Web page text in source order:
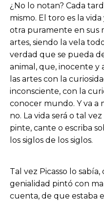
¿No lo notan? Cada
mismo. El toro es la
otra puramente en sus
artes, siendo la vela
verdad que se pueda
animal, que, inocente y
las artes con la
inconsciente, con la
conocer mundo. Y va a
no. La vida será o tal
pinte, cante o escriba
los siglos de los siglos.
Tal vez Picasso lo
genialidad pintó con
cuenta, de que estaba